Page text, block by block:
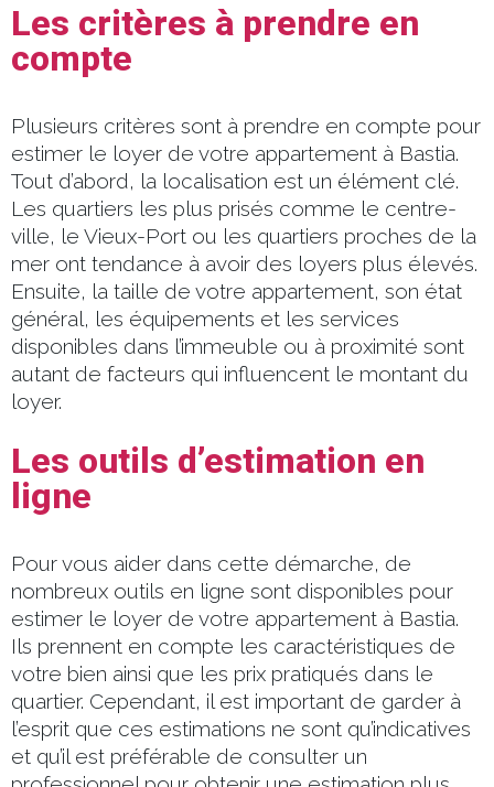
Les critères à prendre en
compte
Plusieurs critères sont à prendre en compte pour
estimer le loyer de votre appartement à Bastia.
Tout d’abord, la localisation est un élément clé.
Les quartiers les plus prisés comme le centre-
ville, le Vieux-Port ou les quartiers proches de la
mer ont tendance à avoir des loyers plus élevés.
Ensuite, la taille de votre appartement, son état
général, les équipements et les services
disponibles dans l’immeuble ou à proximité sont
autant de facteurs qui influencent le montant du
loyer.
Les outils d’estimation en
ligne
Pour vous aider dans cette démarche, de
nombreux outils en ligne sont disponibles pour
estimer le loyer de votre appartement à Bastia.
Ils prennent en compte les caractéristiques de
votre bien ainsi que les prix pratiqués dans le
quartier. Cependant, il est important de garder à
l’esprit que ces estimations ne sont qu’indicatives
et qu’il est préférable de consulter un